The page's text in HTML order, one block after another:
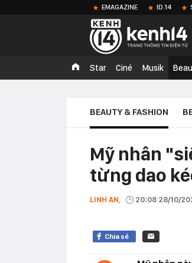
EMAGAZINE ID.14
Star Ciné Musik
BEAUTY & FASHION
Mỹ nhân
từng dao
LINH AN, 20:08 28/10/
Chia sẻ